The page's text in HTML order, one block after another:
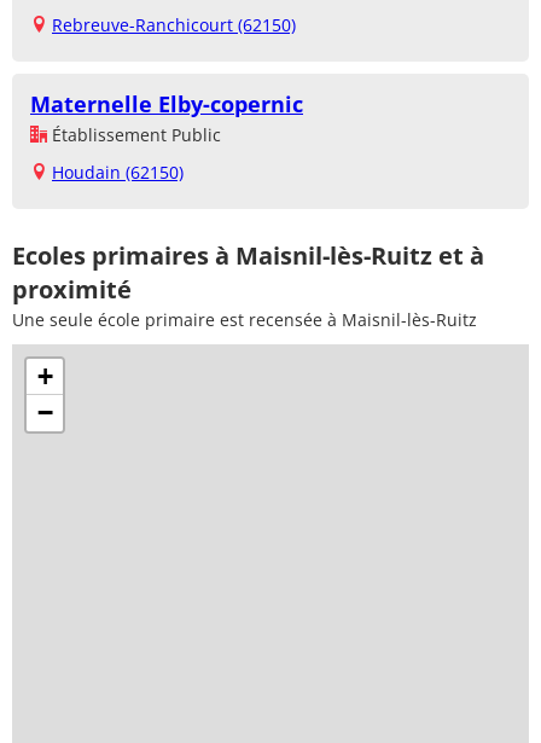
Rebreuve-Ranchicourt (62150)
Maternelle Elby-copernic
Établissement Public
Houdain (62150)
Ecoles primaires à Maisnil-lès-Ruitz et à
proximité
Une seule école primaire est recensée à Maisnil-lès-Ruitz
+
−